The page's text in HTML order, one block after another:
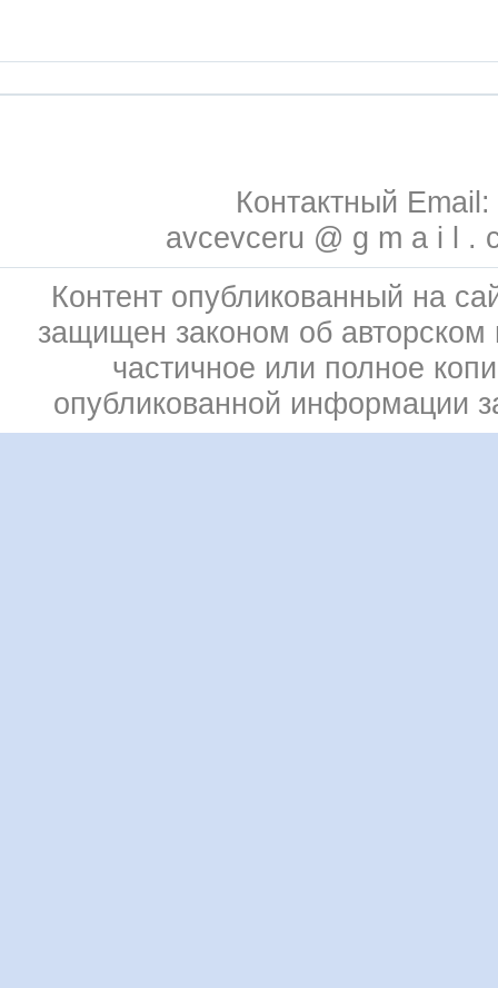
Контактный Email:
avcevceru @ g m a i l .
Контент опубликованный на
защищен законом об
частичное или полное
опубликованной информации